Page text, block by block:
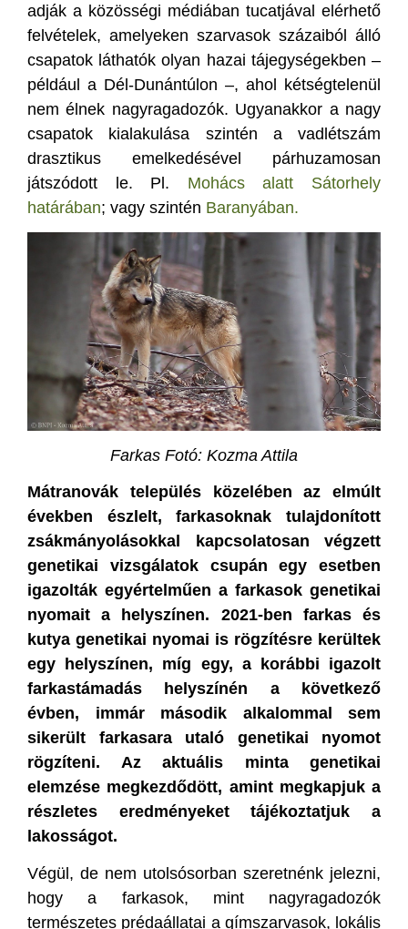
adják a közösségi médiában tucatjával elérhető
felvételek, amelyeken szarvasok százaiból álló
csapatok láthatók olyan hazai tájegységekben –
például a Dél-Dunántúlon –, ahol kétségtelenül
nem élnek nagyragadozók. Ugyanakkor a nagy
csapatok kialakulása szintén a vadlétszám
drasztikus emelkedésével párhuzamosan
játszódott le. Pl. Mohács alatt Sátorhely
határában; vagy szintén Baranyában.
Farkas Fotó: Kozma Attila
Mátranovák település közelében az elmúlt
években észlelt, farkasoknak tulajdonított
zsákmányolásokkal kapcsolatosan végzett
genetikai vizsgálatok csupán egy esetben
igazolták egyértelműen a farkasok genetikai
nyomait a helyszínen. 2021-ben farkas és
kutya genetikai nyomai is rögzítésre kerültek
egy helyszínen, míg egy, a korábbi igazolt
farkastámadás helyszínén a következő
évben, immár második alkalommal sem
sikerült farkasara utaló genetikai nyomot
rögzíteni. Az aktuális minta genetikai
elemzése megkezdődött, amint megkapjuk a
részletes eredményeket tájékoztatjuk a
lakosságot.
Végül, de nem utolsósorban szeretnénk jelezni,
hogy a farkasok, mint nagyragadozók
természetes prédaállatai a gímszarvasok, lokális